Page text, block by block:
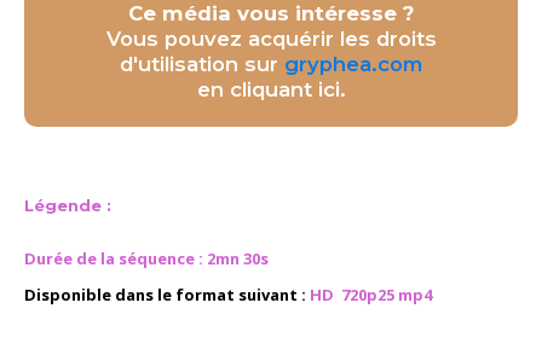
Ce média vous intéresse ?
Vous pouvez acquérir les droits
d'utilisation sur gryphea.com
en cliquant ici.
Légende :
Durée de la séquence : 2mn 30s
Disponible dans le format suivant : HD 720p25 mp4